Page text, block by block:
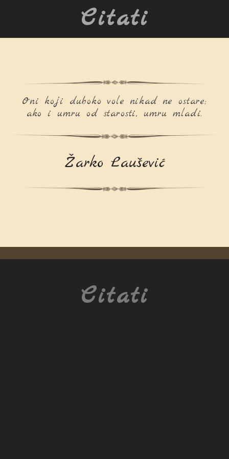
Citati
Oni koji duboko vole nikad ne ostare;
ako i umru od starosti, umru mladi.
Žarko Laušević
Citati